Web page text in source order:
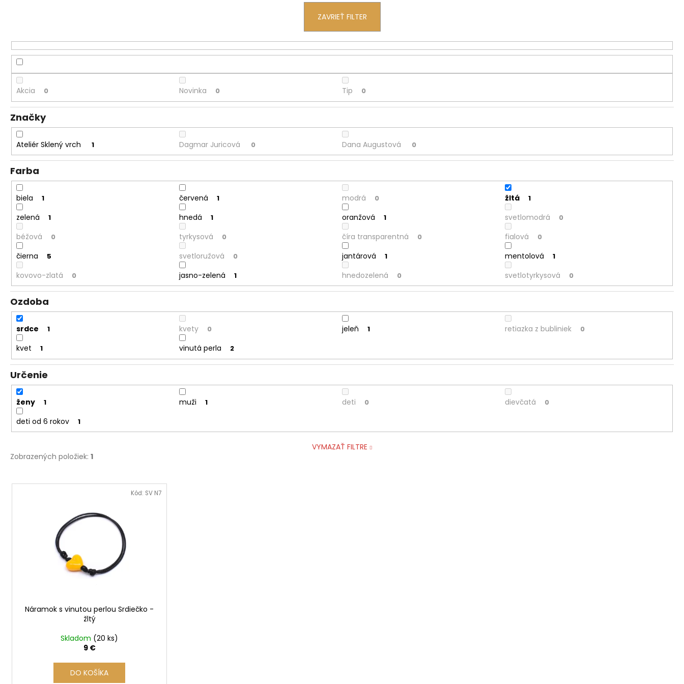
ZAVRIEŤ FILTER
Akcia 0 Novinka 0 Tip 0
Značky
Ateliér Sklený vrch 1 Dagmar Juricová 0 Dana Augustová 0
Farba
biela 1 červená 1 modrá 0 žltá 1
zelená 1 hnedá 1 oranžová 1 svetlomodrá 0
béžová 0 tyrkysová 0 číra transparentná 0 fialová 0
čierna 5 svetloružová 0 jantárová 1 mentolová 1
kovovo-zlatá 0 jasno-zelená 1 hnedozelená 0 svetlotyrkysová 0
Ozdoba
srdce 1 kvety 0 jeleň 1 retiazka z bubliniek 0
kvet 1 vinutá perla 2
Určenie
ženy 1 muži 1 deti 0 dievčatá 0
deti od 6 rokov 1
VYMAZAŤ FILTRE
Zobrazených položiek: 1
V
Náramok s vinutou perlou Srdiečko -
žltý
Skladom (20 ks)
9 €
DO KOŠÍKA
Kód: SV N7